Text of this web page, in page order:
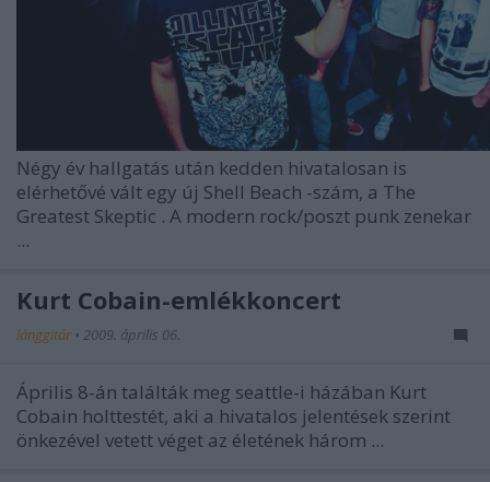
Négy év hallgatás után kedden hivatalosan is
elérhetővé vált egy új Shell Beach -szám, a The
Greatest Skeptic . A modern rock/poszt punk zenekar
...
Kurt Cobain-emlékkoncert
lánggitár • 2009. április 06.
Április 8-án találták meg seattle-i házában Kurt
Cobain holttestét, aki a hivatalos jelentések szerint
önkezével vetett véget az életének három ...